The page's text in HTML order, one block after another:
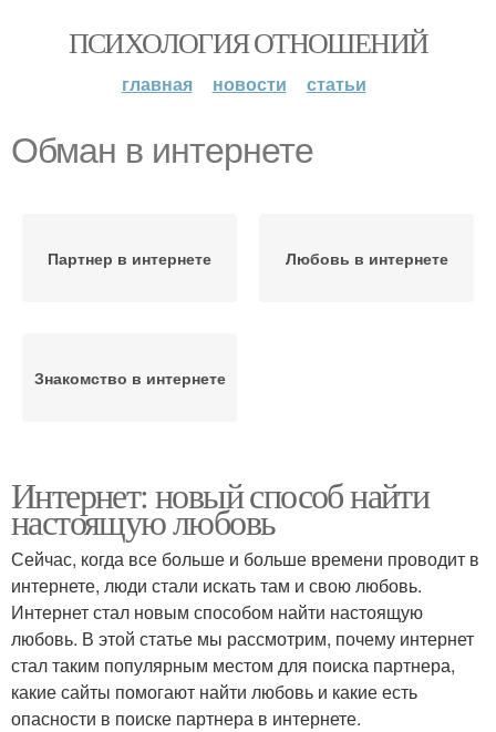
ПСИХОЛОГИЯ ОТНОШЕНИЙ
главная новости статьи
Обман в интернете
Партнер в интернете Любовь в интернете
Знакомство в интернете
Интернет: новый способ найти
настоящую любовь
Сейчас, когда все больше и больше времени проводит в
интернете, люди стали искать там и свою любовь.
Интернет стал новым способом найти настоящую
любовь. В этой статье мы рассмотрим, почему интернет
стал таким популярным местом для поиска партнера,
какие сайты помогают найти любовь и какие есть
опасности в поиске партнера в интернете.